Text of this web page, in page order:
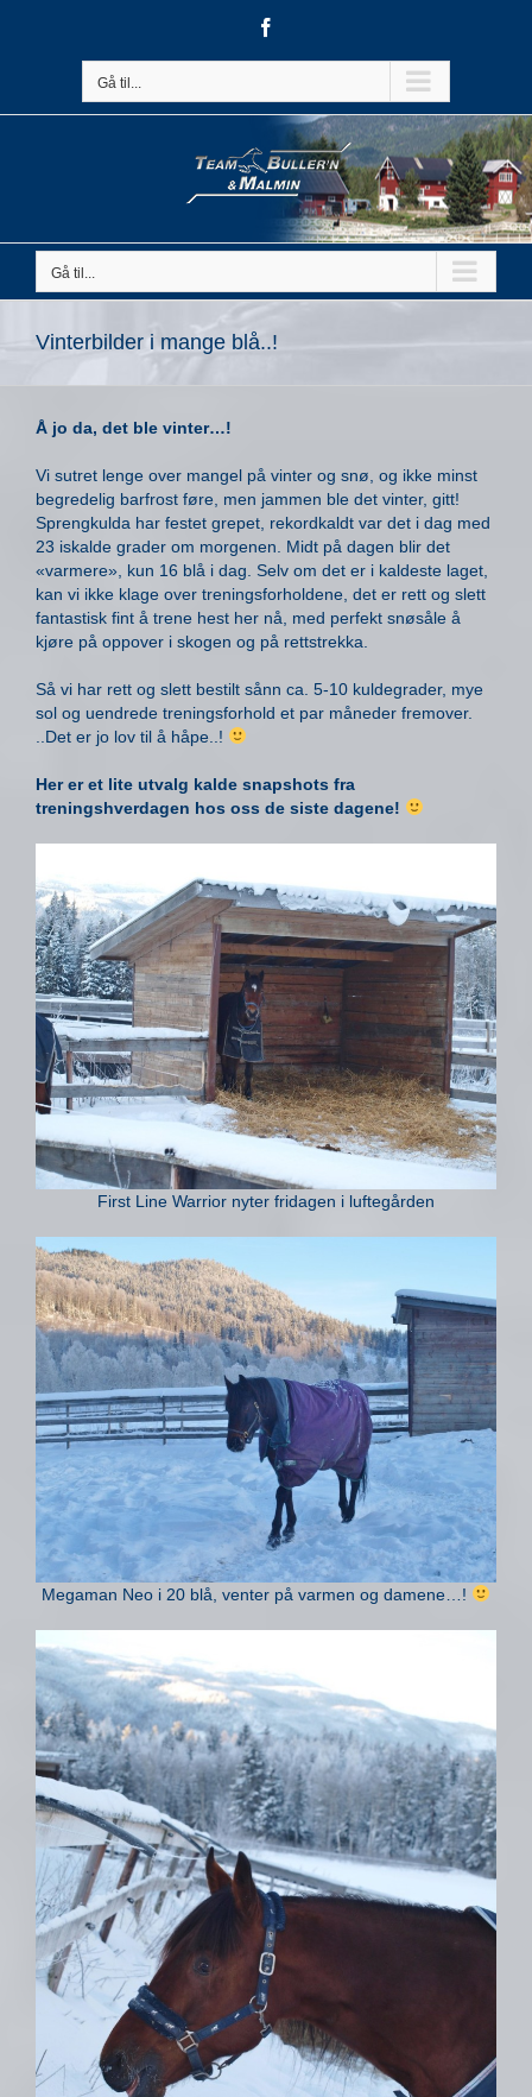
Gå til...
Gå til...
Vinterbilder i mange blå..!
Å jo da, det ble vinter…!
Vi sutret lenge over mangel på vinter og snø, og ikke minst
begredelig barfrost føre, men jammen ble det vinter, gitt!
Sprengkulda har festet grepet, rekordkaldt var det i dag med
23 iskalde grader om morgenen. Midt på dagen blir det
«varmere», kun 16 blå i dag. Selv om det er i kaldeste laget,
kan vi ikke klage over treningsforholdene, det er rett og slett
fantastisk fint å trene hest her nå, med perfekt snøsåle å
kjøre på oppover i skogen og på rettstrekka.
Så vi har rett og slett bestilt sånn ca. 5-10 kuldegrader, mye
sol og uendrede treningsforhold et par måneder fremover.
..Det er jo lov til å håpe..!
Her er et lite utvalg kalde snapshots fra
treningshverdagen hos oss de siste dagene!
First Line Warrior nyter fridagen i luftegården
Megaman Neo i 20 blå, venter på varmen og damene…!